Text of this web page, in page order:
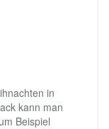
in
kann man
Beispiel